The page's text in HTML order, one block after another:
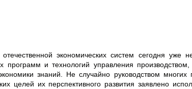
экономических систем сегодня уже
и технологий управления
знаний. Не случайно руководством
целей их перспективного развития заявлено